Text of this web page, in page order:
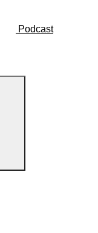
Podcast